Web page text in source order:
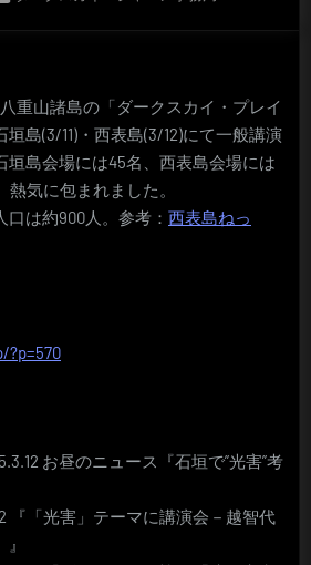
重山諸島の「ダークスカイ・プレイ
島(3/11)・西表島(3/12)にて一般講演
垣島会場には45名、西表島会場には
気に包まれました。
口は約900人。参考： 西表島ねっ
?p=570
お昼のニュース『石垣で”光害”考
『「光害」テーマに講演会－越智代